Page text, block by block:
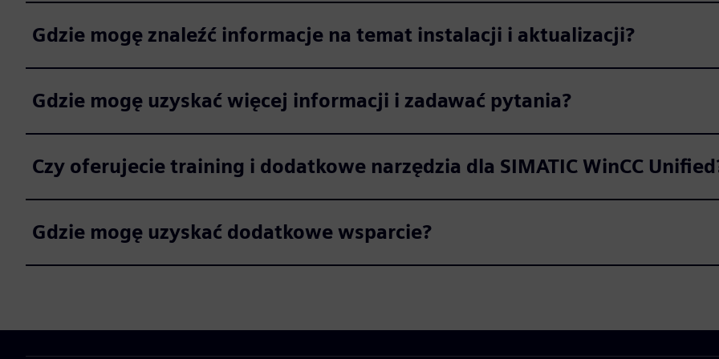
Gdzie mogę znaleźć informacje na temat instalacji i aktualizacji?
Gdzie mogę uzyskać więcej informacji i zadawać pytania?
Czy oferujecie training i dodatkowe narzędzia dla SIMATIC WinCC
Gdzie mogę uzyskać dodatkowe wsparcie?